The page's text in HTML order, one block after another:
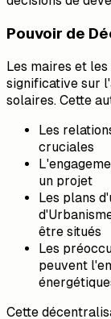
Pouvoir de
Les maires et
significative sur
solaires. Cette
Les
cruciales
un projet
Les plans
être situés
Les
peuvent
Cette